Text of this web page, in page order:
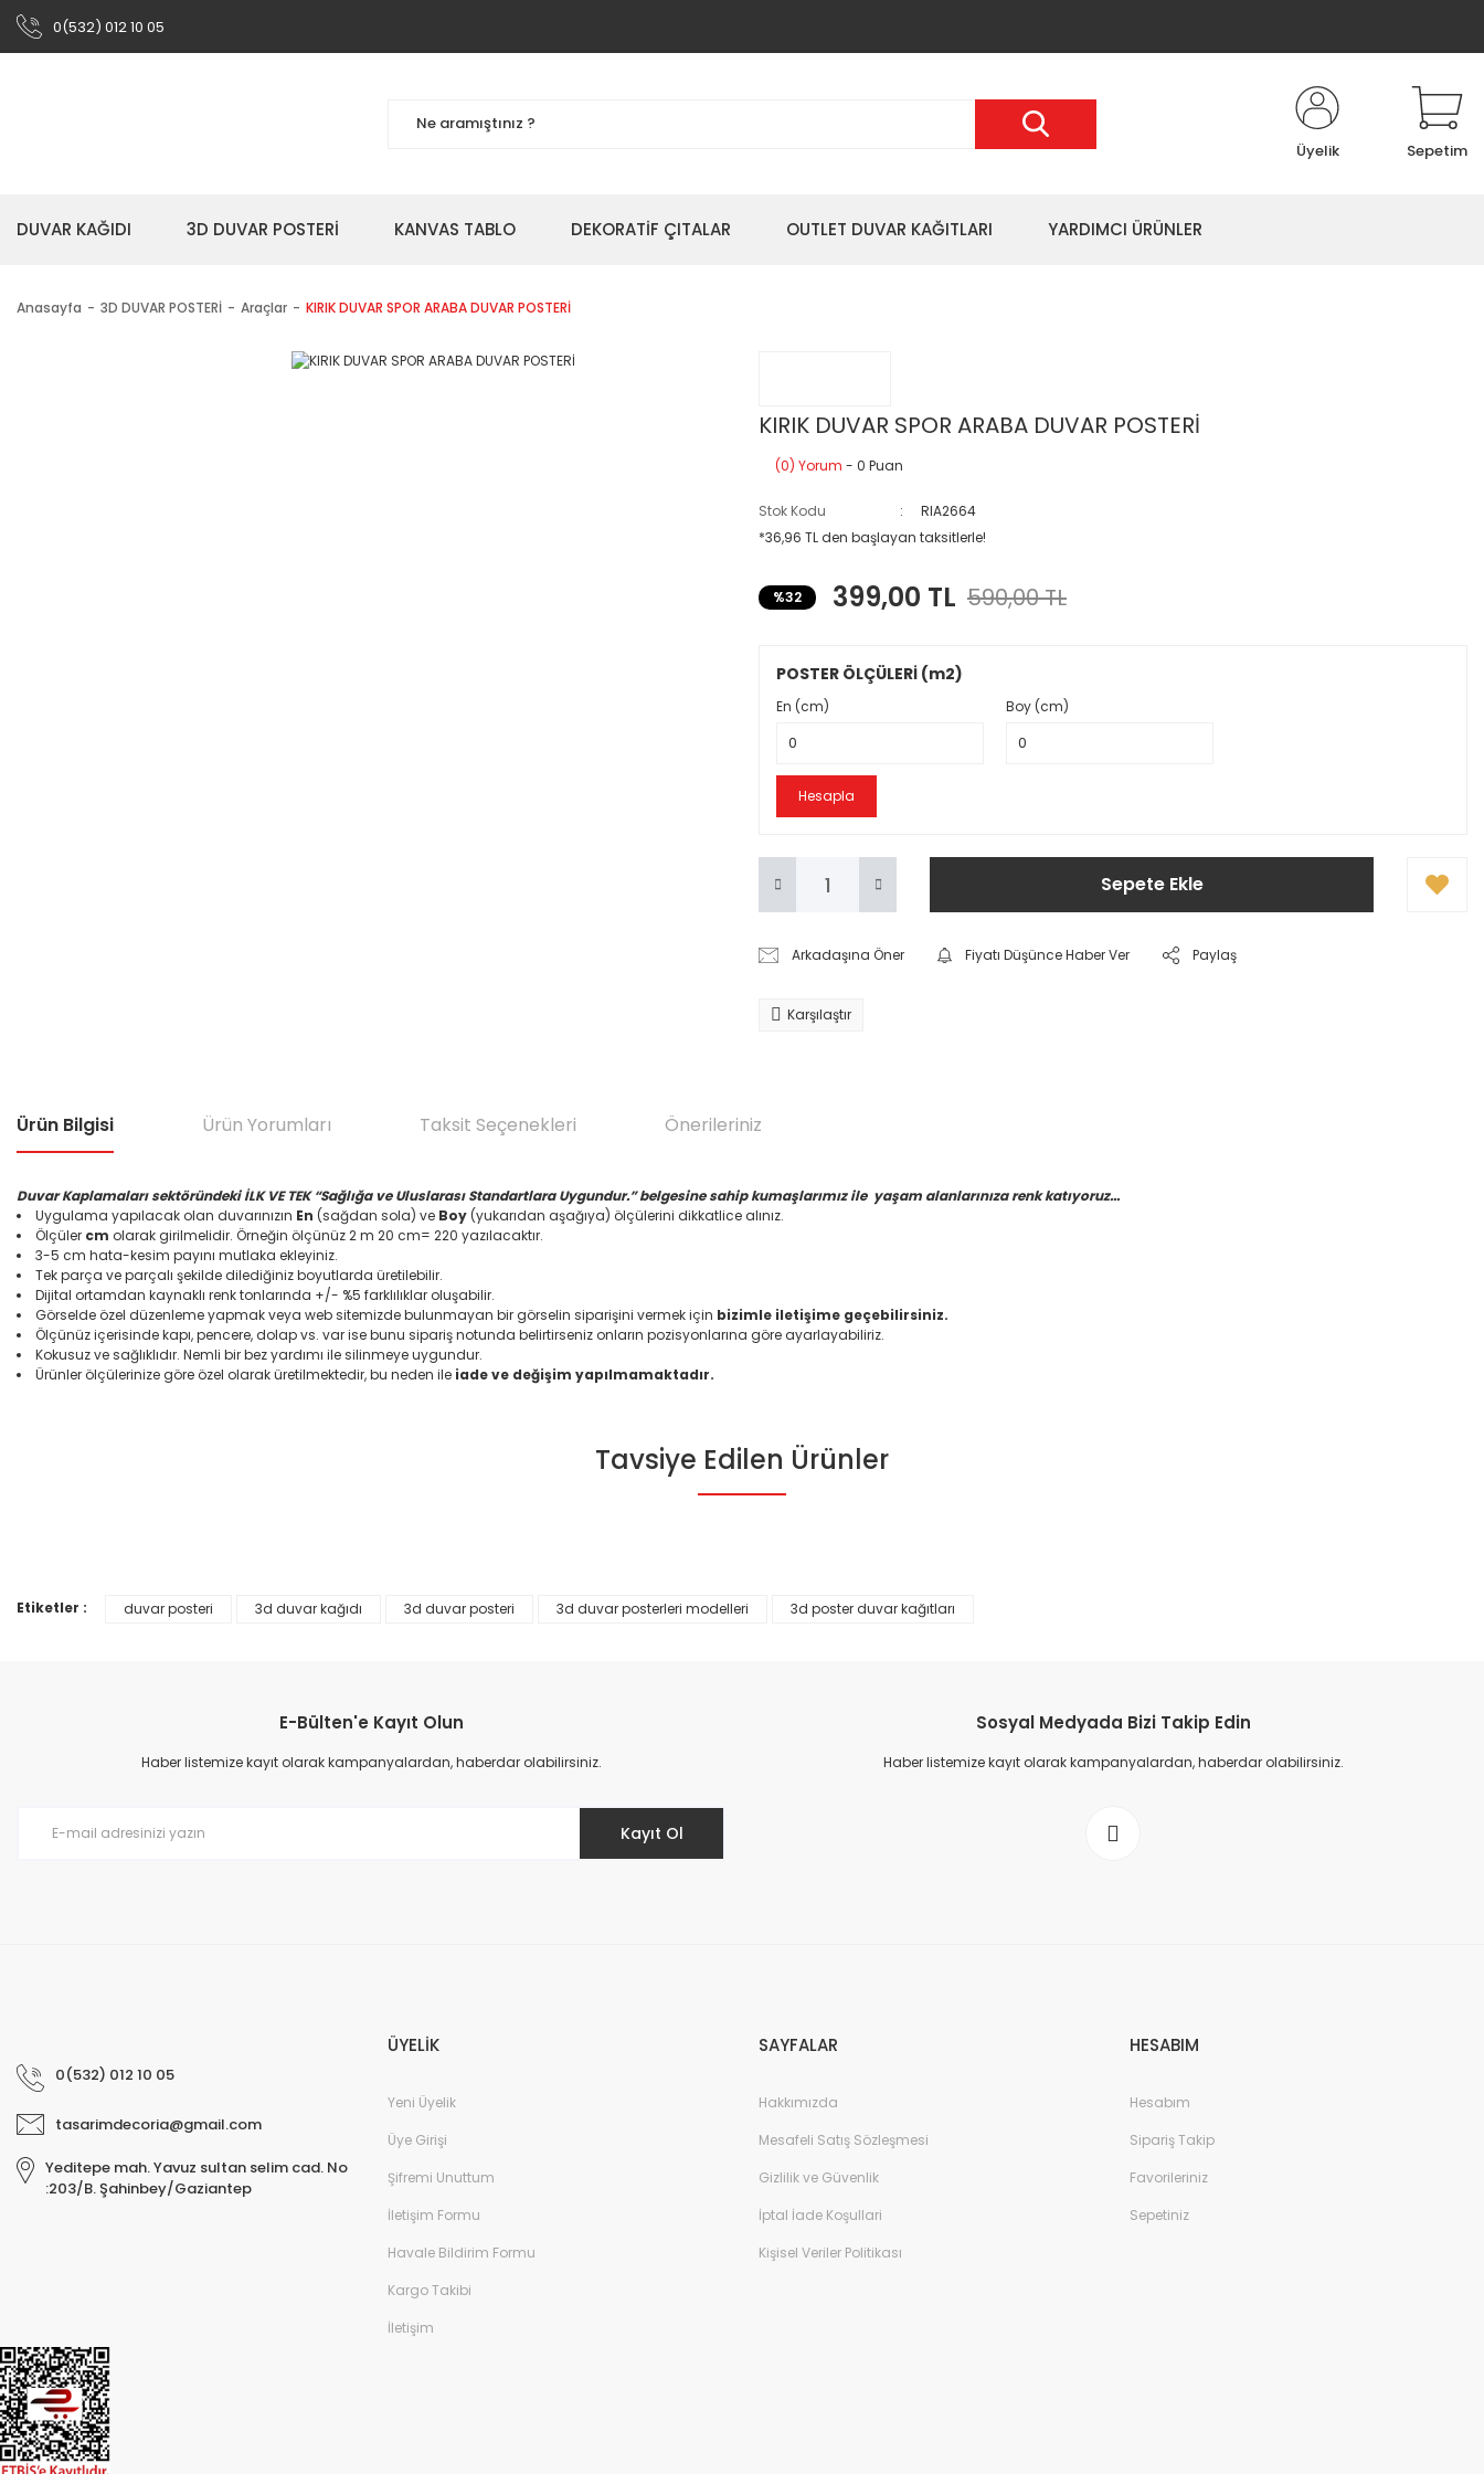
0(532) 012 10 05
Üyelik Sepetim
DUVAR KAĞIDI 3D DUVAR POSTERİ KANVAS TABLO DEKORATİF ÇITALAR OUTLET DUVAR KAĞITLARI YARDIMCI ÜRÜNLER
Anasayfa 3D DUVAR POSTERİ Araçlar KIRIK DUVAR SPOR ARABA DUVAR POSTERİ
KIRIK DUVAR SPOR ARABA DUVAR POSTERİ
(0) Yorum - 0 Puan
Stok Kodu
RIA2664
*36,96 TL den başlayan taksitlerle!
%32 399,00 TL 590,00 TL
POSTER ÖLÇÜLERİ (m2)
En (cm) Boy (cm)
Hesapla
Sepete Ekle
Arkadaşına Öner Fiyatı Düşünce Haber Ver Paylaş
Karşılaştır
Ürün Bilgisi Ürün Yorumları Taksit Seçenekleri Önerileriniz
Duvar Kaplamaları sektöründeki İLK VE TEK “Sağlığa ve Uluslarası Standartlara Uygundur.” belgesine sahip kumaşlarımız ile yaşam alanlarınıza renk katıyoruz...
Uygulama yapılacak olan duvarınızın En (sağdan sola) ve Boy (yukarıdan aşağıya) ölçülerini dikkatlice alınız.
Ölçüler cm olarak girilmelidir. Örneğin ölçünüz 2 m 20 cm= 220 yazılacaktır.
3-5 cm hata-kesim payını mutlaka ekleyiniz.
Tek parça ve parçalı şekilde dilediğiniz boyutlarda üretilebilir.
Dijital ortamdan kaynaklı renk tonlarında +/- %5 farklılıklar oluşabilir.
Görselde özel düzenleme yapmak veya web sitemizde bulunmayan bir görselin siparişini vermek için bizimle iletişime geçebilirsiniz.
Ölçünüz içerisinde kapı, pencere, dolap vs. var ise bunu sipariş notunda belirtirseniz onların pozisyonlarına göre ayarlayabiliriz.
Kokusuz ve sağlıklıdır. Nemli bir bez yardımı ile silinmeye uygundur.
Ürünler ölçülerinize göre özel olarak üretilmektedir, bu neden ile iade ve değişim yapılmamaktadır.
Bu ürüne ilk yorumu siz yapın!
Bu ürünün fiyat bilgisi, resim, ürün açıklamalarında ve diğer konularda yetersiz gördüğünüz noktaları öneri formunu kullanarak tarafımıza iletebilirsiniz.
Ürün bilgilerinde hatalar bulunuyor.
Gönder
Tavsiye Edilen Ürünler
Etiketler : duvar posteri 3d duvar kağıdı 3d duvar posteri 3d duvar posterleri modelleri 3d poster duvar kağıtları
E-Bülten'e Kayıt Olun
Haber listemize kayıt olarak kampanyalardan, haberdar olabilirsiniz.
Kayıt Ol
Sosyal Medyada Bizi Takip Edin
Haber listemize kayıt olarak kampanyalardan, haberdar olabilirsiniz.
0(532) 012 10 05
tasarimdecoria@gmail.com
Yeditepe mah. Yavuz sultan selim cad. No
:203/B. Şahinbey/Gaziantep
ÜYELİK
Yeni Üyelik
Üye Girişi
Şifremi Unuttum
İletişim Formu
Havale Bildirim Formu
Kargo Takibi
İletişim
SAYFALAR
Hakkımızda
Mesafeli Satış Sözleşmesi
Gizlilik ve Güvenlik
İptal İade Koşullari
Kişisel Veriler Politikası
HESABIM
Hesabım
Sipariş Takip
Favorileriniz
Sepetiniz